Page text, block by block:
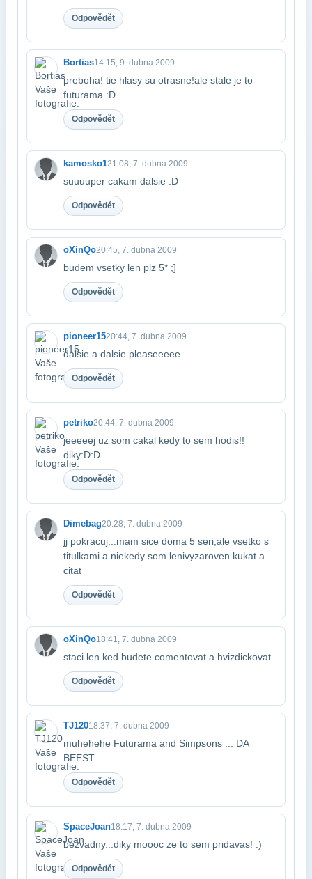
Odpovědět
Bortias14:15, 9. dubna 2009
preboha! tie hlasy su otrasne!ale stale je to
futurama :D
Odpovědět
kamosko121:08, 7. dubna 2009
suuuuper cakam dalsie :D
Odpovědět
oXinQo20:45, 7. dubna 2009
budem vsetky len plz 5* ;]
Odpovědět
pioneer1520:44, 7. dubna 2009
dalsie a dalsie pleaseeeee
Odpovědět
petriko20:44, 7. dubna 2009
jeeeeej uz som cakal kedy to sem hodis!!
diky:D:D
Odpovědět
Dimebag20:28, 7. dubna 2009
jj pokracuj...mam sice doma 5 seri,ale vsetko s
titulkami a niekedy som lenivy​zaroven kukat a
citat
Odpovědět
oXinQo18:41, 7. dubna 2009
staci len ked budete comentovat a hvizdickovat
Odpovědět
TJ12018:37, 7. dubna 2009
muhehehe Futurama and Simpsons ... DA
BEEST
Odpovědět
SpaceJoan18:17, 7. dubna 2009
bezvadny...diky moooc ze to sem pridavas! :)
Odpovědět